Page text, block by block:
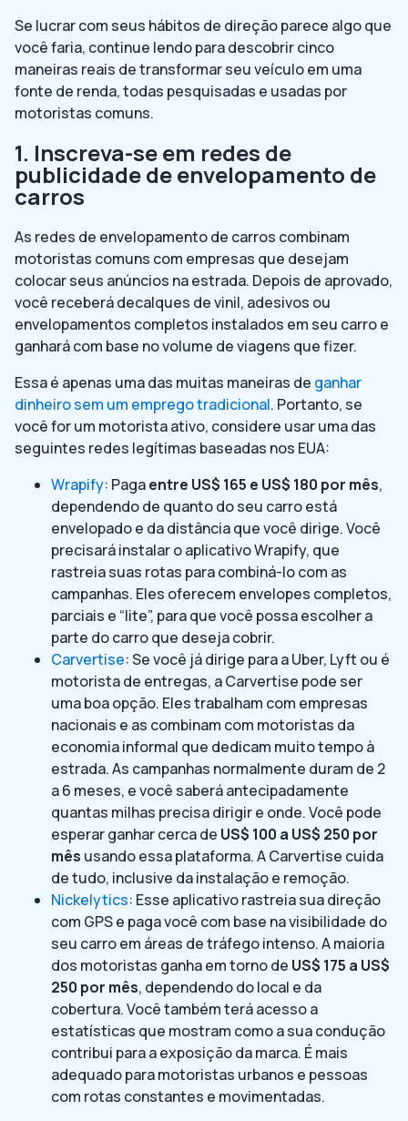
Se lucrar com seus hábitos de direção parece algo que
você faria, continue lendo para descobrir cinco
maneiras reais de transformar seu veículo em uma
fonte de renda, todas pesquisadas e usadas por
motoristas comuns.
1. Inscreva-se em redes de
publicidade de envelopamento de
carros
As redes de envelopamento de carros combinam
motoristas comuns com empresas que desejam
colocar seus anúncios na estrada. Depois de aprovado,
você receberá decalques de vinil, adesivos ou
envelopamentos completos instalados em seu carro e
ganhará com base no volume de viagens que fizer.
Essa é apenas uma das muitas maneiras de ganhar
dinheiro sem um emprego tradicional. Portanto, se
você for um motorista ativo, considere usar uma das
seguintes redes legítimas baseadas nos EUA:
Wrapify: Pagaentre US$ 165 e US$ 180 por mês,
dependendo de quanto do seu carro está
envelopado e da distância que você dirige. Você
precisará instalar o aplicativo Wrapify, que
rastreia suas rotas para combiná-lo com as
campanhas. Eles oferecem envelopes completos,
parciais e “lite”, para que você possa escolher a
parte do carro que deseja cobrir.
Carvertise: Se você já dirige para a Uber, Lyft ou é
motorista de entregas, a Carvertise pode ser
uma boa opção. Eles trabalham com empresas
nacionais e as combinam com motoristas da
economia informal que dedicam muito tempo à
estrada. As campanhas normalmente duram de 2
a 6 meses, e você saberá antecipadamente
quantas milhas precisa dirigir e onde. Você pode
esperar ganhar cerca de US$ 100 a US$ 250 por
mês usando essa plataforma. A Carvertise cuida
de tudo, inclusive da instalação e remoção.
Nickelytics: Esse aplicativo rastreia sua direção
com GPS e paga você com base na visibilidade do
seu carro em áreas de tráfego intenso. A maioria
dos motoristas ganha em torno de US$ 175 a US$
250 por mês, dependendo do local e da
cobertura. Você também terá acesso a
estatísticas que mostram como a sua condução
contribui para a exposição da marca. É mais
adequado para motoristas urbanos e pessoas
com rotas constantes e movimentadas.